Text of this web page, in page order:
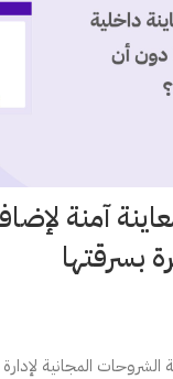
آمنة
بسرقتها
الشروحات المجانية لإدارة